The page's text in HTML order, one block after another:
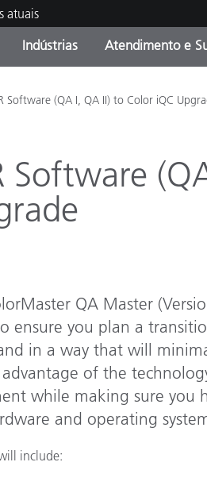
atuais
Produtos
Online
Indústrias
Cosméticos
OEM
Produtos
Ciências
Produtos
Papel
Materiais
Atendimento e
Contate
Center
Consultas
Software (QA I, QA II) to Color iQC
Software
QA Master
ensure you plan a
in a way that will
of the
while making sure you
and operating
include: